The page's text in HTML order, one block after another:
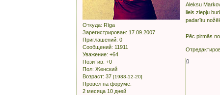
Откуда: Rīga
Зарегистрирован: 17.09.2007
Приглашений: 0
Сообщений: 11911
Уважение: +64
Позитив: +0
Пол: Женский
Возраст: 37 [1988-12-20]
Провел на форуме:
2 месяца 10 дней
Aleksu
liels ziepju
padarītu
Pēc pirmās
0